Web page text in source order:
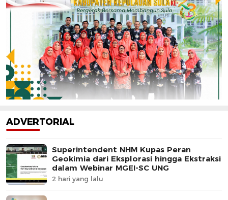
ADVERTORIAL
Superintendent NHM Kupas Peran
Geokimia dari Eksplorasi hingga Ekstraksi
dalam Webinar MGEI-SC UNG
2 hari yang lalu